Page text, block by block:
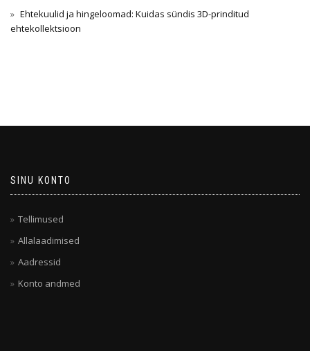
Ehtekuulid ja hingeloomad: Kuidas sündis 3D-prinditud
ehtekollektsioon
SINU KONTO
Tellimused
Allalaadimised
Aadressid
Konto andmed